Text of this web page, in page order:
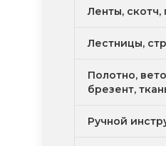
Ленты, скотч,
Лестницы,
Полотно,
брезент,
Ручной